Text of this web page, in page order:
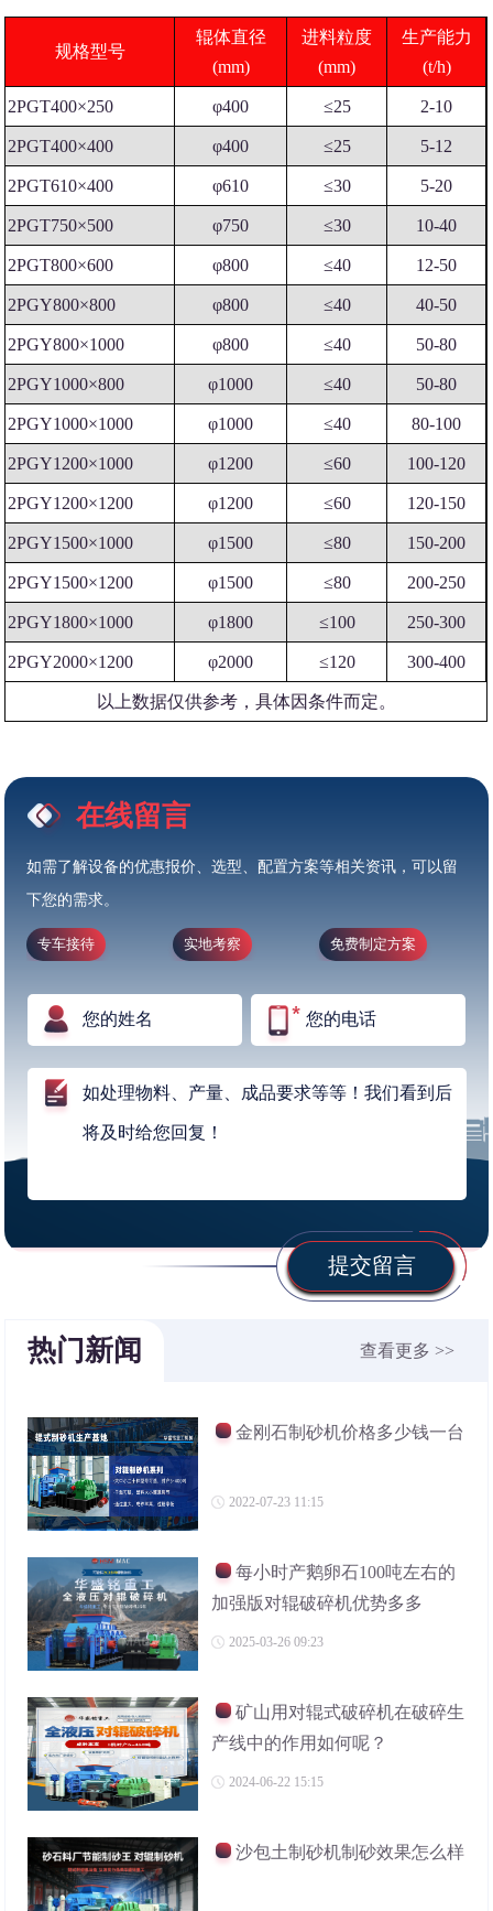
规格型号
辊体直径
(mm)
进料粒度
(mm)
生产能力
(t/h)
2PGT400×250 φ400 ≤25 2-10
2PGT400×400 φ400 ≤25 5-12
2PGT610×400 φ610 ≤30 5-20
2PGT750×500 φ750 ≤30 10-40
2PGT800×600 φ800 ≤40 12-50
2PGY800×800 φ800 ≤40 40-50
2PGY800×1000 φ800 ≤40 50-80
2PGY1000×800 φ1000 ≤40 50-80
2PGY1000×1000 φ1000 ≤40 80-100
2PGY1200×1000 φ1200 ≤60 100-120
2PGY1200×1200 φ1200 ≤60 120-150
2PGY1500×1000 φ1500 ≤80 150-200
2PGY1500×1200 φ1500 ≤80 200-250
2PGY1800×1000 φ1800 ≤100 250-300
2PGY2000×1200 φ2000 ≤120 300-400
以上数据仅供参考，具体因条件而定。
在线留言
如需了解设备的优惠报价、选型、配置方案等相关资讯，可以留
下您的需求。
专车接待 实地考察 免费制定方案
提交留言
热门新闻 查看更多 >>
金刚石制砂机价格多少钱一台
2022-07-23 11:15
每小时产鹅卵石100吨左右的
加强版对辊破碎机优势多多
2025-03-26 09:23
矿山用对辊式破碎机在破碎生
产线中的作用如何呢？
2024-06-22 15:15
沙包土制砂机制砂效果怎么样